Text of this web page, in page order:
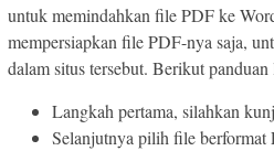
untuk memindahkan file PDF ke
mempersiapkan file PDF-nya saja,
dalam situs tersebut. Berikut
Langkah pertama, silahkan
Selanjutnya pilih file berformat